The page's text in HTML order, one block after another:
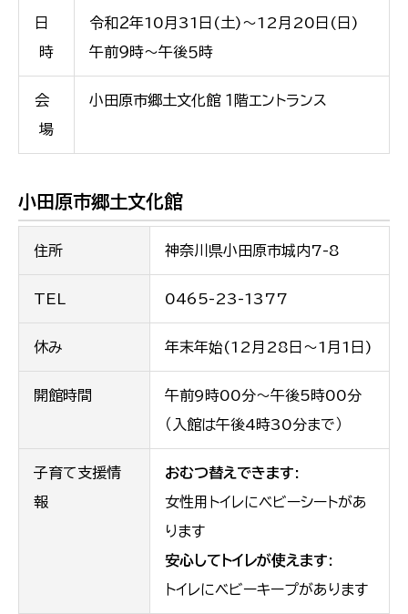
日
時
令和２年10月31日(土)～12月20日(日)
午前９時～午後５時
会
場
小田原市郷土文化館 １階エントランス
小田原市郷土文化館
住所 神奈川県小田原市城内7-8
TEL 0465-23-1377
休み 年末年始(12月28日〜1月1日)
開館時間
午前9時00分〜午後5時00分
（入館は午後4時30分まで）
子育て支援情
報
おむつ替えできます:
女性用トイレにベビーシートがあ
ります
安心してトイレが使えます:
トイレにベビーキープがあります